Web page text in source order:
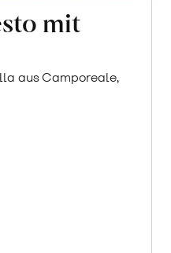
mit
aus Camporeale,